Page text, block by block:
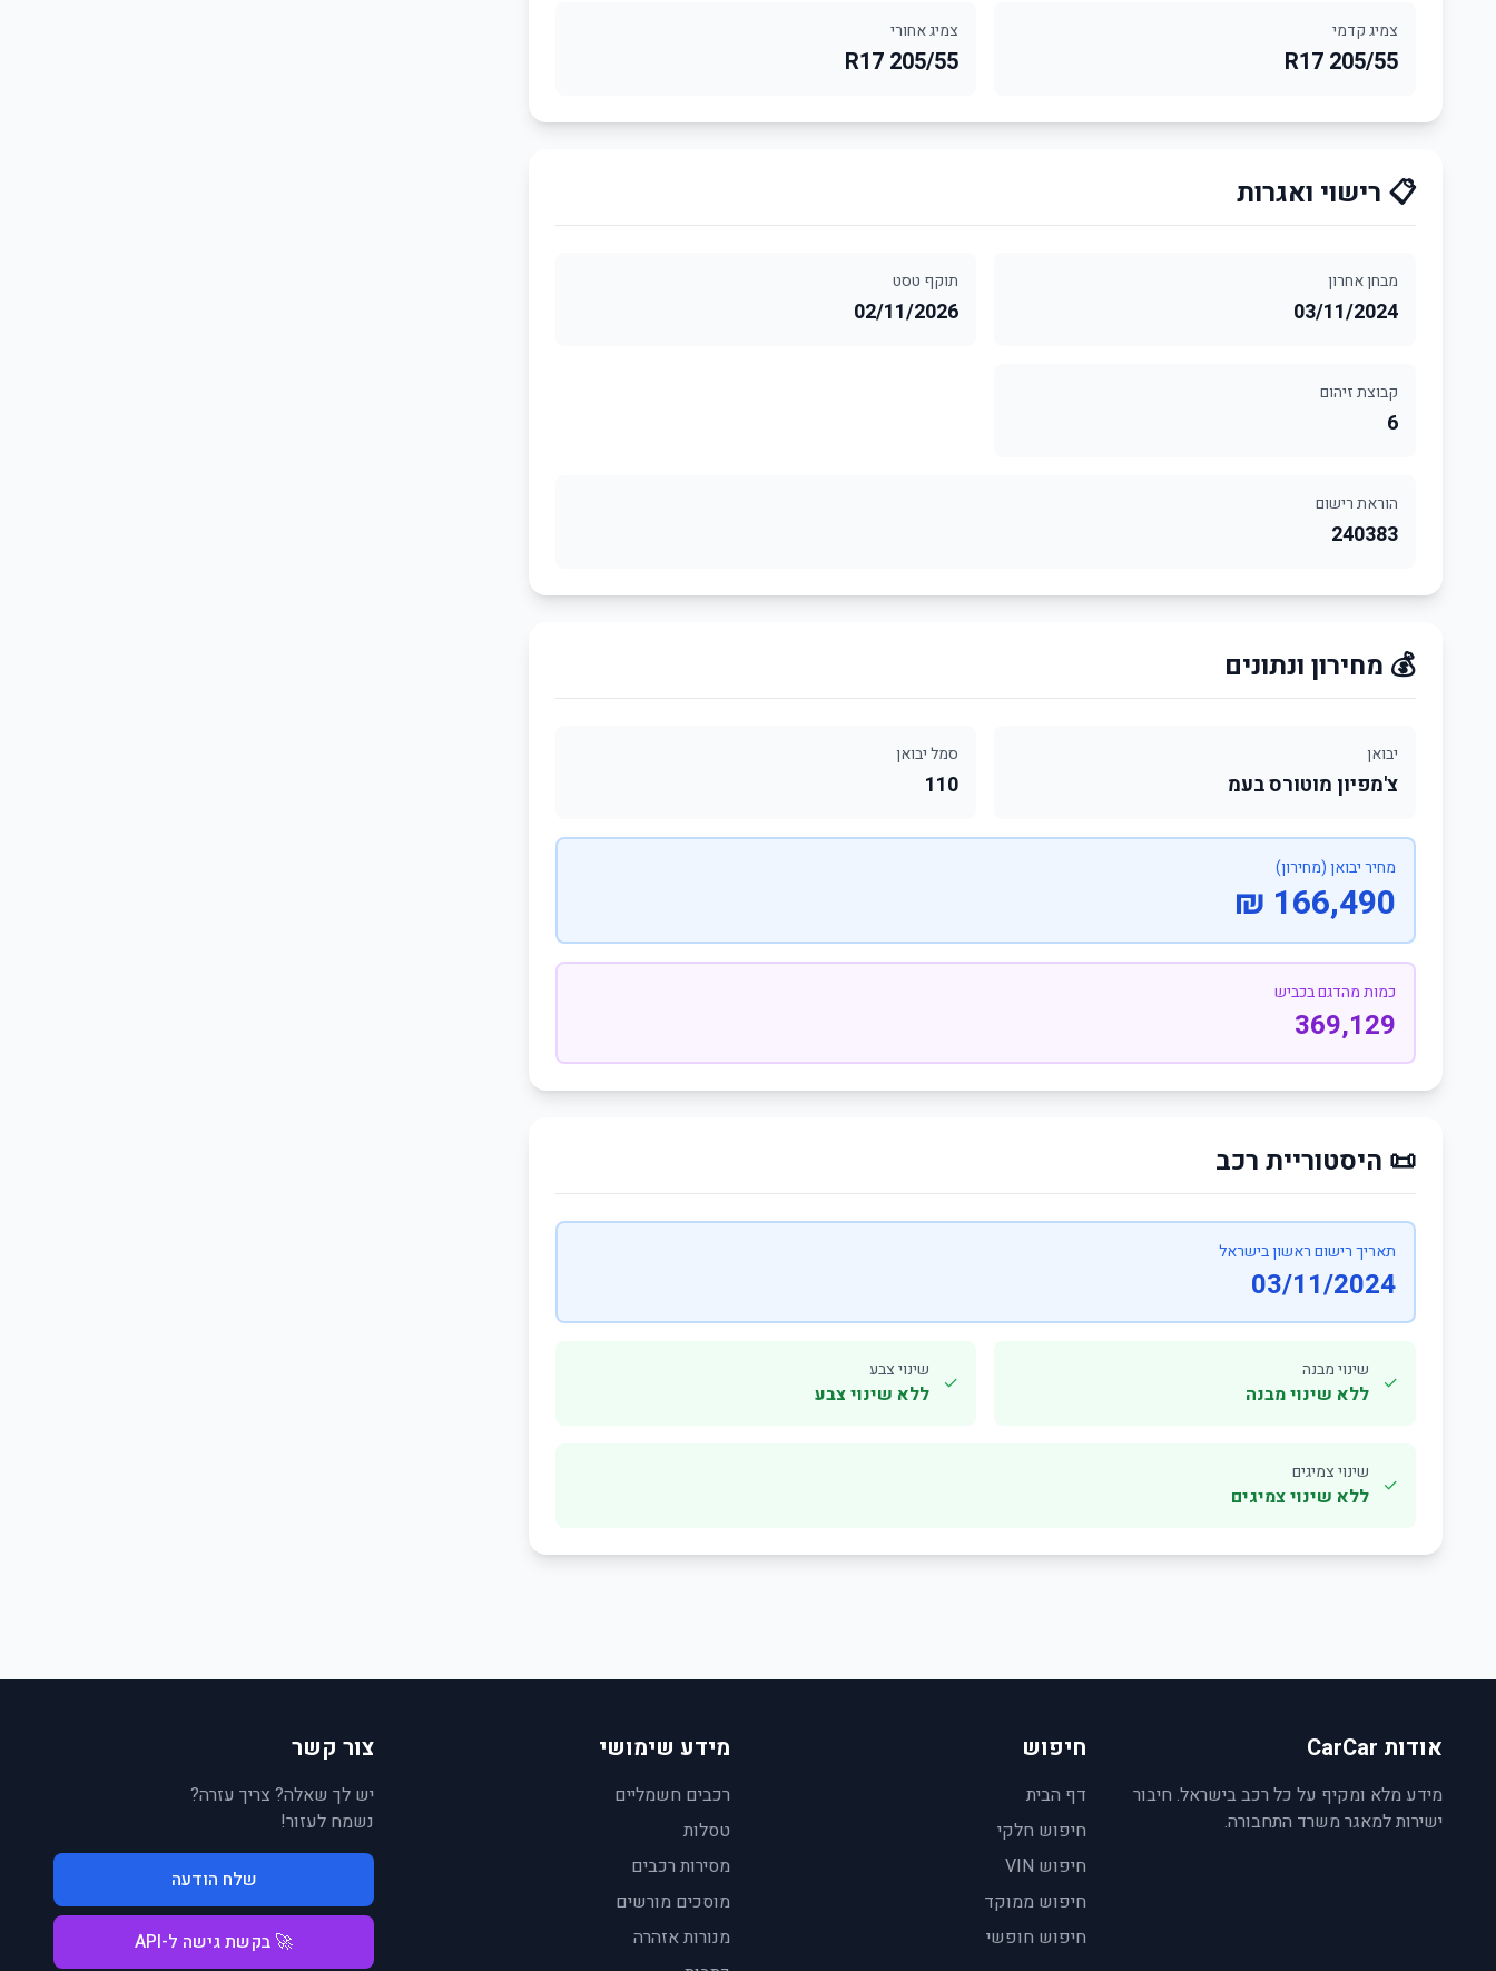
צמיג קדמי
205/55 R17
צמיג אחורי
205/55 R17
📋 רישוי ואגרות
מבחן אחרון
03/11/2024
תוקף טסט
02/11/2026
קבוצת זיהום
6
הוראת רישום
240383
💰 מחירון ונתונים
יבואן
צ'מפיון מוטורס בעמ
סמל יבואן
110
מחיר יבואן (מחירון)
166,490 ₪
כמות מהדגם בכביש
369,129
📜 היסטוריית רכב
תאריך רישום ראשון בישראל
03/11/2024
✓
שינוי מבנה
ללא שינוי מבנה ✓
שינוי צבע
ללא שינוי צבע
✓
שינוי צמיגים
ללא שינוי צמיגים
אודות CarCar
מידע מלא ומקיף על כל רכב בישראל. חיבור
ישירות למאגר משרד התחבורה.
חיפוש
דף הבית
חיפוש חלקי
חיפוש VIN
חיפוש ממוקד
חיפוש חופשי
מידע שימושי
רכבים חשמליים
טסלות
מסירות רכבים
מוסכים מורשים
מנורות אזהרה
צור קשר
יש לך שאלה? צריך עזרה?
נשמח לעזור!
שלח הודעה
🚀 בקשת גישה ל-API